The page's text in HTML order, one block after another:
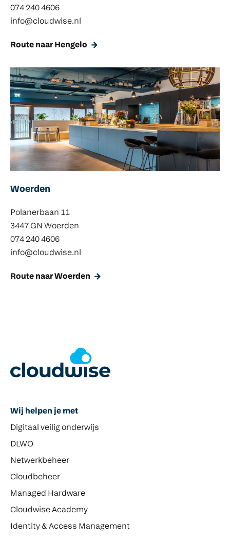
074 240 4606
info@cloudwise.nl
Route naar Hengelo
Woerden
Polanerbaan 11
3447 GN Woerden
074 240 4606
info@cloudwise.nl
Route naar Woerden
Wij helpen je met
Digitaal veilig onderwijs
DLWO
Netwerkbeheer
Cloudbeheer
Managed Hardware
Cloudwise Academy
Identity & Access Management